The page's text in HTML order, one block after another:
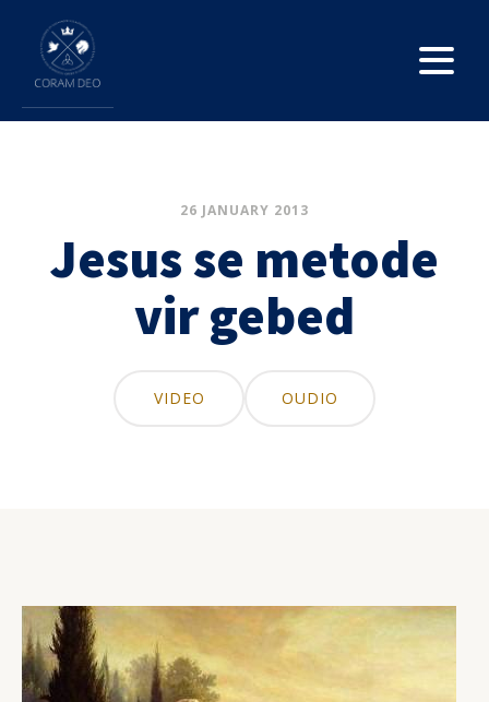
26 JANUARY 2013
Jesus se metode
vir gebed
VIDEO OUDIO